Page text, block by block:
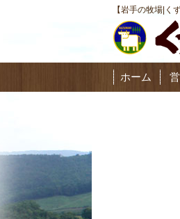
【岩手の牧場|
ホーム